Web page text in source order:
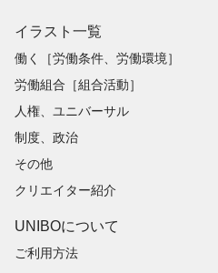
イラスト一覧
働く［労働条件、労働環境］
労働組合［組合活動］
人権、ユニバーサル
制度、政治
その他
クリエイター紹介
UNIBOについて
ご利用方法